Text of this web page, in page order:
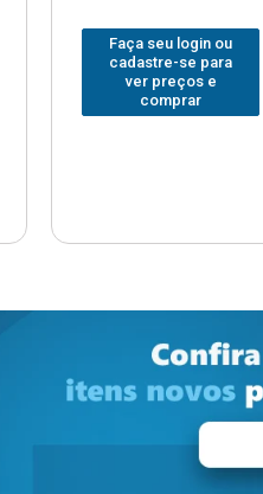
Faça seu login ou
cadastre-se para
ver preços e
comprar